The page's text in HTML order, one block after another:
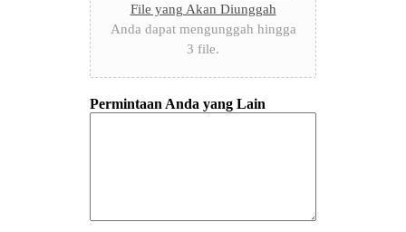
File yang Akan Diunggah
Anda dapat mengunggah hingga
3 file.
Permintaan Anda yang Lain